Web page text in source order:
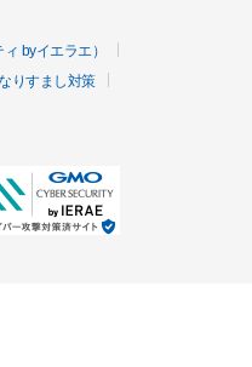
byイエラエ）
りすまし対策